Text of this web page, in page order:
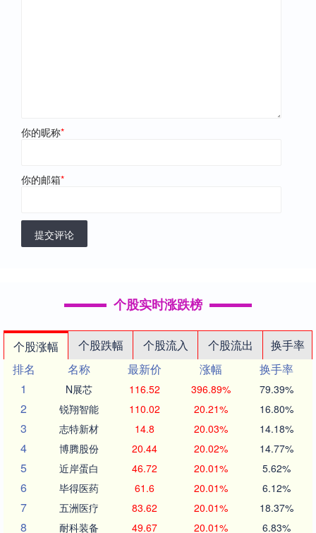
你的昵称*
你的邮箱*
提交评论
个股实时涨跌榜
个股涨幅 个股跌幅 个股流入 个股流出
换手率
排名
名称 最新价 涨幅
换手率
1
N展芯 116.52 396.89% 79.39%
2 锐翔智能 110.02 20.21% 16.80%
3 志特新材 14.8 20.03% 14.18%
4 博腾股份 20.44 20.02% 14.77%
5 近岸蛋白 46.72 20.01% 5.62%
6 毕得医药 61.6 20.01% 6.12%
7 五洲医疗 83.62 20.01% 18.37%
8 耐科装备 49.67 20.01% 6.83%